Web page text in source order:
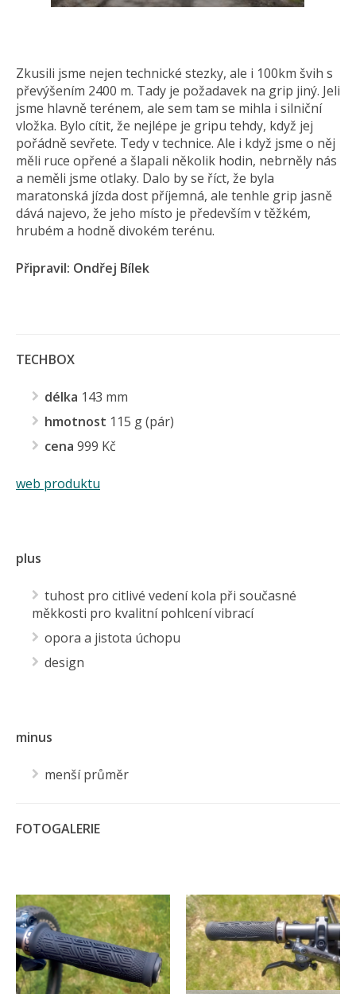
Zkusili jsme nejen technické stezky, ale i 100km švih s
převýšením 2400 m. Tady je požadavek na grip jiný. Jeli
jsme hlavně terénem, ale sem tam se mihla i silniční
vložka. Bylo cítit, že nejlépe je gripu tehdy, když jej
pořádně sevřete. Tedy v technice. Ale i když jsme o něj
měli ruce opřené a šlapali několik hodin, nebrněly nás
a neměli jsme otlaky. Dalo by se říct, že byla
maratonská jízda dost příjemná, ale tenhle grip jasně
dává najevo, že jeho místo je především v těžkém,
hrubém a hodně divokém terénu.
Připravil: Ondřej Bílek
TECHBOX
délka 143 mm
hmotnost 115 g (pár)
cena 999 Kč
web produktu
plus
tuhost pro citlivé vedení kola při současné
měkkosti pro kvalitní pohlcení vibrací
opora a jistota úchopu
design
minus
menší průměr
FOTOGALERIE